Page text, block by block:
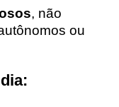
, não
ou